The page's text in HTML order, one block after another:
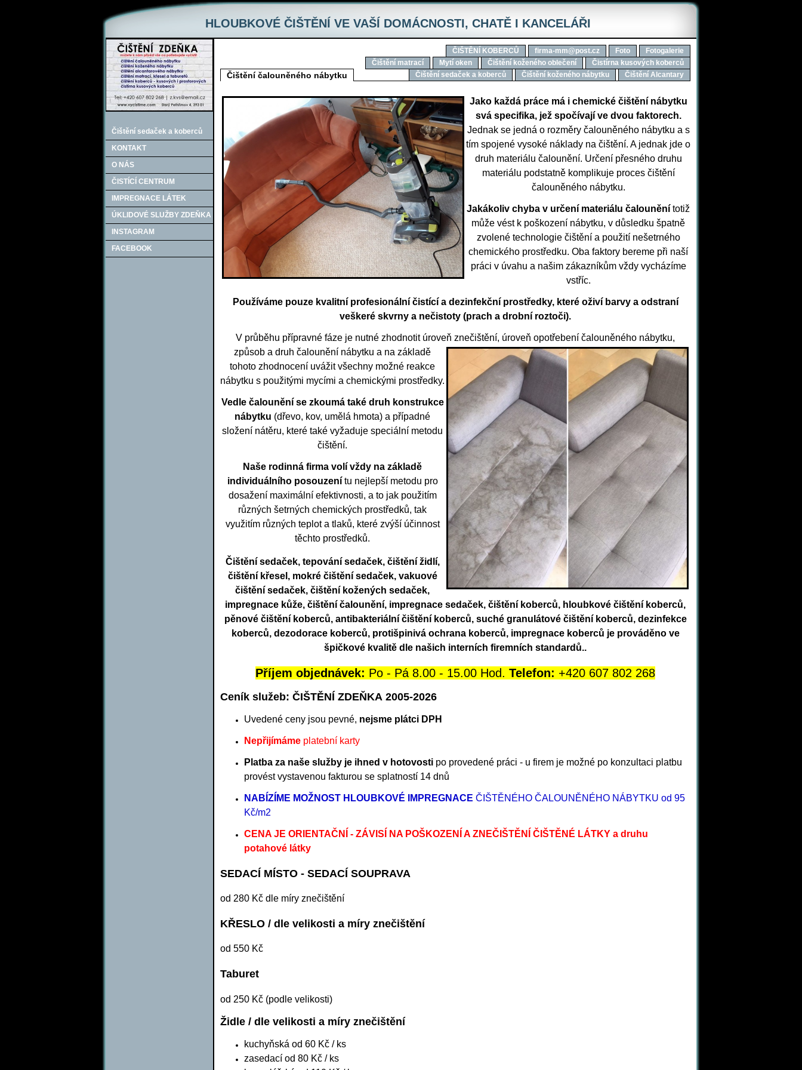
HLOUBKOVÉ ČIŠTĚNÍ VE VAŠÍ DOMÁCNOSTI‚ CHATĚ I KANCELÁŘI
Čištění sedaček a koberců
KONTAKT
O NÁS
ČISTÍCÍ CENTRUM
IMPREGNACE LÁTEK
ÚKLIDOVÉ SLUŽBY ZDEŇKA
INSTAGRAM
FACEBOOK
Čištění čalouněného nábytku
Fotogalerie
Foto
firma-mm@post.cz
ČIŠTĚNÍ KOBERCŮ
Čistírna kusových koberců
Čištění koženého oblečení
Mytí oken
Čištění matrací
Čištění Alcantary
Čištění koženého nábytku
Čištění sedaček a koberců
Jako každá práce má i chemické čištění nábytku
svá specifika, jež spočívají ve dvou faktorech.
Jednak se jedná o rozměry čalouněného nábytku a s
tím spojené vysoké náklady na čištění. A jednak jde o
druh materiálu čalounění. Určení přesného druhu
materiálu podstatně komplikuje proces čištění
čalouněného nábytku.
Jakákoliv chyba v určení materiálu čalounění totiž
může vést k poškození nábytku, v důsledku špatně
zvolené technologie čištění a použití nešetrného
chemického prostředku. Oba faktory bereme při naší
práci v úvahu a našim zákazníkům vždy vycházíme
vstříc.
Používáme pouze kvalitní profesionální čistící a dezinfekční prostředky, které oživí barvy a odstraní
veškeré skvrny a nečistoty (prach a drobní roztoči).
V průběhu přípravné fáze je nutné zhodnotit úroveň znečištění, úroveň opotřebení čalouněného nábytku,
způsob a druh čalounění nábytku a na základě
tohoto zhodnocení uvážit všechny možné reakce
nábytku s použitými mycími a chemickými prostředky.
Vedle čalounění se zkoumá také druh konstrukce
nábytku (dřevo, kov, umělá hmota) a případné
složení nátěru, které také vyžaduje speciální metodu
čištění.
Naše rodinná firma volí vždy na základě
individuálního posouzení tu nejlepší metodu pro
dosažení maximální efektivnosti, a to jak použitím
různých šetrných chemických prostředků, tak
využitím různých teplot a tlaků, které zvýší účinnost
těchto prostředků.
Čištění sedaček,tepování sedaček, čištění židlí,
čištění křesel, mokré čištění sedaček, vakuové
čištění sedaček, čištění kožených sedaček,
impregnace kůže, čištění čalounění, impregnace sedaček, čištění koberců, hloubkové čištění koberců,
pěnové čištění koberců, antibakteriální čištění koberců, suché granulátové čištění koberců, dezinfekce
koberců, dezodorace koberců, protišpinivá ochrana koberců, impregnace koberců je prováděno ve
špičkové kvalitě dle našich interních firemních standardů..
Příjem objednávek: Po - Pá 8.00 - 15.00 Hod. Telefon: +420 607 802 268
Ceník služeb: ČIŠTĚNÍ ZDEŇKA 2005-2026
Uvedené ceny jsou pevné, nejsme plátci DPH
Nepřijímáme platební karty
Platba za naše služby je ihned v hotovosti po provedené práci - u firem je možné po konzultaci platbu
provést vystavenou fakturou se splatností 14 dnů
NABÍZÍME MOŽNOST HLOUBKOVÉ IMPREGNACE ČIŠTĚNÉHO ČALOUNĚNÉHO NÁBYTKU od 95
Kč/m2
CENA JE ORIENTAČNÍ - ZÁVISÍ NA POŠKOZENÍ A ZNEČIŠTĚNÍ ČIŠTĚNÉ LÁTKY a druhu
potahové látky
SEDACÍ MÍSTO - SEDACÍ SOUPRAVA
od 280 Kč dle míry znečištění
KŘESLO / dle velikosti a míry znečištění
od 550 Kč
Taburet
od 250 Kč (podle velikosti)
Židle / dle velikosti a míry znečištění
kuchyňská od 60 Kč / ks
zasedací od 80 Kč / ks